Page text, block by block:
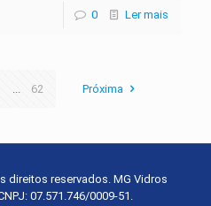
0 Ler mais
62 Próxima
direitos reservados. MG Vidros
07.571.746/0009-51.